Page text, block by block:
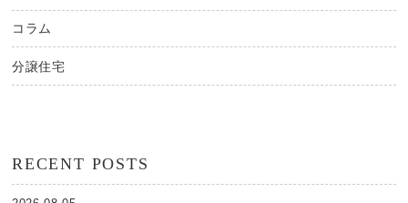
コラム
分譲住宅
RECENT POSTS